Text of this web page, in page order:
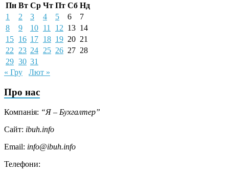
Пн Вт Ср Чт Пт Сб Нд
1
2 3 4 5 6
7
8
9 10 11 12 13 14
15 16 17 18 19 20 21
22 23 24 25 26 27 28
29 30 31
« Гру
Лют »
Про нас
Компанія: “Я – Бухгалтер”
Сайт: ibuh.info
Email: info@ibuh.info
Телефони: